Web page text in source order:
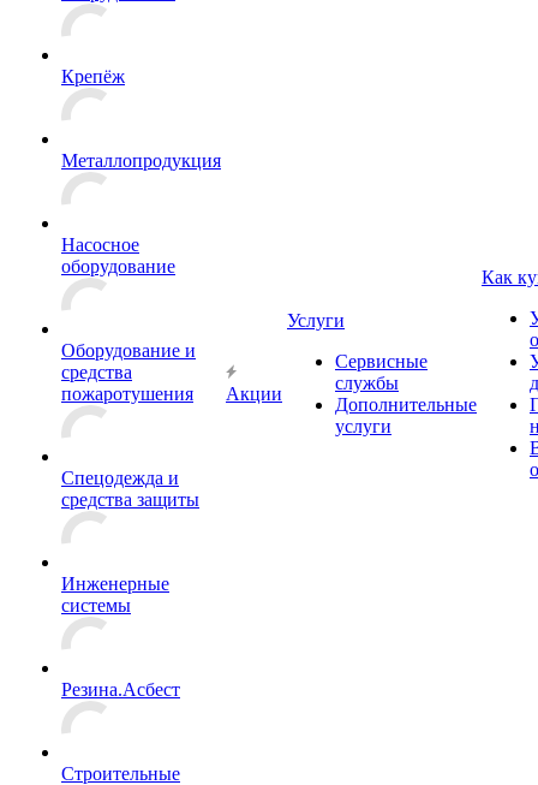
Крепёж
Металлопродукция
Насосное
оборудование
Оборудование и
средства
пожаротушения
Спецодежда и
средства защиты
Инженерные
системы
Резина.Асбест
Строительные
Акции
Услуги
Сервисные
службы
Дополнительные
услуги
Как